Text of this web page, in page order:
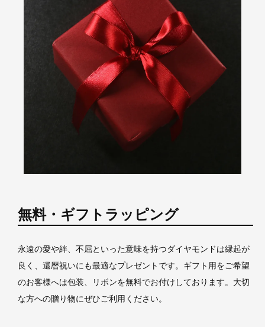
無料・ギフトラッピング
永遠の愛や絆、不屈といった意味を持つダイヤモンドは縁起が
良く、還暦祝いにも最適なプレゼントです。ギフト用をご希望
のお客様へは包装、リボンを無料でお付けしております。大切
な方への贈り物にぜひご利用ください。